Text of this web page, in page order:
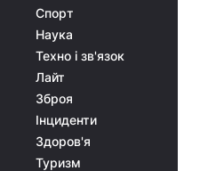
Спорт
Наука
Техно і зв'язок
Лайт
Зброя
Інциденти
Здоров'я
Туризм